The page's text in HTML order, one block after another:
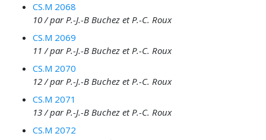
CS.M 2068
10 / par P.-J.-B Buchez et P.-C. Roux
CS.M 2069
11 / par P.-J.-B Buchez et P.-C. Roux
CS.M 2070
12 / par P.-J.-B Buchez et P.-C. Roux
CS.M 2071
13 / par P.-J.-B Buchez et P.-C. Roux
CS.M 2072